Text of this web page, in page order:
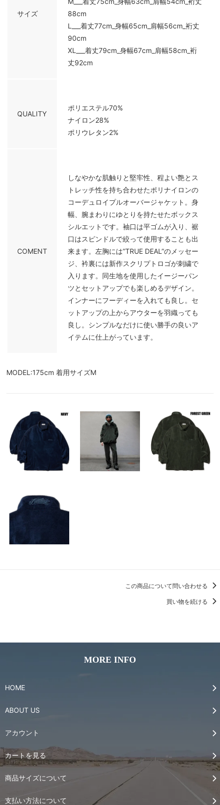
サイズ
88cm
L___着丈77cm_身幅65cm_肩幅56cm_裄丈
90cm
XL___着丈79cm_身幅67cm_肩幅58cm_裄
丈92cm
QUALITY
ポリエステル70%
ナイロン28%
ポリウレタン2%
COMENT
しなやかな肌触りと堅牢性、程よい艶とス
トレッチ性を持ち合わせたポリナイロンの
コーデュロイプルオーバージャケット。身
幅、腕まわりにゆとりを持たせたボックス
シルエットです。袖口は平ゴムが入り、裾
口はスピンドルで絞って使用することも出
来ます。左胸には”TRUE DEAL”のメッセー
ジ、衿裏には新作スクリプトロゴが刺繍で
入ります。同生地を使用したイージーパン
ツとセットアップでも楽しめるデザイン。
インナーにフーディーを入れても良し。セ
ットアップの上からアウターを羽織っても
良し。シンプルなだけに使い勝手の良いア
イテムに仕上がっています。
MODEL:175cm 着用サイズM
この商品について問い合わせる
買い物を続ける
MORE INFO
HOME
ABOUT US
アカウント
カートを見る
商品サイズについて
支払い方法について